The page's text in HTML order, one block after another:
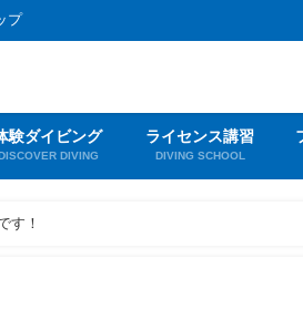
プ
験ダイビング
DIVING
ライセンス講習
DIVING SCHOOL
す！